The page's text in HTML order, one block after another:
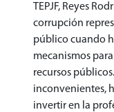
TEPJF, Reyes
corrupción
público cuando
mecanismos
recursos
inconvenientes,
invertir en la